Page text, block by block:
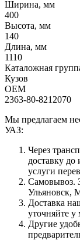
Ширина, мм
400
Высота, мм
140
Длина, мм
1110
Каталожная
Кузов
OEM
2363-80-8212070
Мы предлагаем
УАЗ:
Через
доставку до
услуги
Самовывоз.
Ульяновск,
Доставка
уточняйте у
Другие